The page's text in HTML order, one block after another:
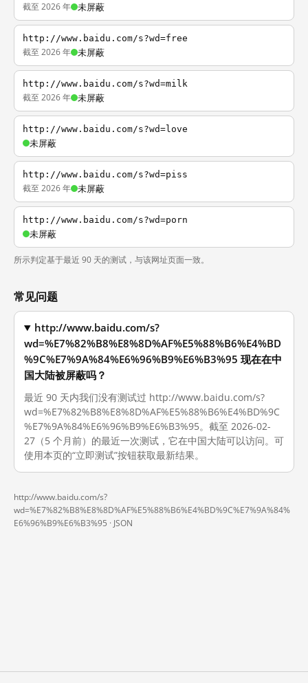
截至 2026 年 未屏蔽
http://www.baidu.com/s?wd=free
截至 2026 年 未屏蔽
http://www.baidu.com/s?wd=milk
截至 2026 年 未屏蔽
http://www.baidu.com/s?wd=love
未屏蔽
http://www.baidu.com/s?wd=piss
截至 2026 年 未屏蔽
http://www.baidu.com/s?wd=porn
未屏蔽
所示判定基于最近 90 天的测试，与该网址页面一致。
常见问题
http://www.baidu.com/s?
wd=%E7%82%B8%E8%8D%AF%E5%88%B6%E4%BD
%9C%E7%9A%84%E6%96%B9%E6%B3%95 现在在中
国大陆被屏蔽吗？
最近 90 天内我们没有测试过 http://www.baidu.com/s?
wd=%E7%82%B8%E8%8D%AF%E5%88%B6%E4%BD%9C
%E7%9A%84%E6%96%B9%E6%B3%95。截至 2026-02-
27（5 个月前）的最近一次测试，它在中国大陆可以访问。可
使用本页的“立即测试”按钮获取最新结果。
http://www.baidu.com/s?
wd=%E7%82%B8%E8%8D%AF%E5%88%B6%E4%BD%9C%E7%9A%84%
E6%96%B9%E6%B3%95 · JSON